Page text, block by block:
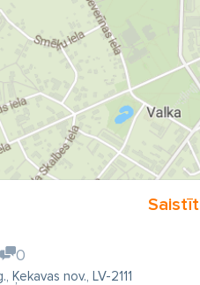
drenāžas caurules
bioloģiskā attīrīšana
pazemes laistīšanas sistēmas
zemūdens prožektori
0
nov., LV-2111